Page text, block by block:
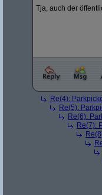
Tja, auch der
Re(4):
Re(5):
Re(6):
Re(7):